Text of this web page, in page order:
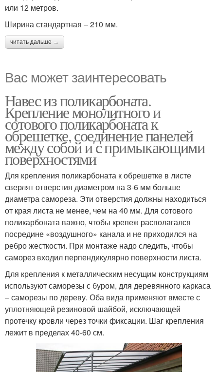
или 12 метров.
Ширина стандартная – 210 мм.
читать дальше →
Вас может заинтересовать
Навес из поликарбоната.
Крепление монолитного и
сотового поликарбоната к
обрешетке, соединение панелей
между собой и с примыкающими
поверхностями
Для крепления поликарбоната к обрешетке в листе
сверлят отверстия диаметром на 3-6 мм больше
диаметра самореза. Эти отверстия должны находиться
от края листа не менее, чем на 40 мм. Для сотового
поликарбоната важно, чтобы крепеж располагался
посредине «воздушного» канала и не приходился на
ребро жесткости. При монтаже надо следить, чтобы
саморез входил перпендикулярно поверхности листа.
Для крепления к металлическим несущим конструкциям
используют саморезы с буром, для деревянного каркаса
– саморезы по дереву. Оба вида применяют вместе с
уплотняющей резиновой шайбой, исключающей
протечку кровли через точки фиксации. Шаг крепления
лежит в пределах 40-60 см.